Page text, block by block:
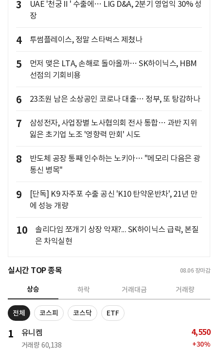
3
UAE '천궁Ⅱ' 수출에… LIG D&A, 2분기 영업익 30% 성
장
4 투썸플레이스, 정말 스타벅스 제쳤나
5
먼저 맺은 LTA, 손해로 돌아올까… SK하이닉스, HBM
선점의 기회비용
6 23조원 남은 소상공인 코로나 대출… 정부, 또 탕감하나
7
삼성전자, 사업장별 노사협의회 전사 통합… 과반 지위
잃은 초기업 노조 '영향력 만회' 시도
8
반도체 공장 통째 인수하는 노키아… "메모리 다음은 광
통신 병목"
9
[단독] K9 자주포 수출 공신 'K10 탄약운반차', 21년 만
에 성능 개량
10
솔리다임 쪼개기 상장 악재?... SK하이닉스 급락, 본질
은 차익실현
실시간 TOP 종목 08.06 장마감
상승 하락 거래대금 거래량
전체 코스피 코스닥 ETF
1 유니켐
거래량 60,138
4,550
+30%